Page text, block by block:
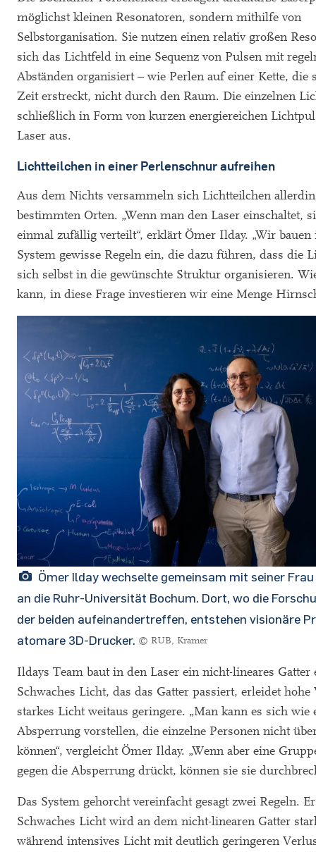
möglichst kleinen Resonatoren, sondern mithilfe von
Selbstorganisation. Sie nutzen einen relativ großen
sich das Lichtfeld in eine Sequenz von Pulsen mit
Abständen organisiert – wie Perlen auf einer Kette, die
Zeit erstreckt, nicht durch den Raum. Die einzelnen
schließlich in Form von kurzen energiereichen
Laser aus.
Lichtteilchen in einer Perlenschnur aufreihen
Aus dem Nichts versammeln sich Lichtteilchen
bestimmten Orten. „Wenn man den Laser einschaltet,
einmal zufällig verteilt“, erklärt Ömer Ilday. „Wir bauen
System gewisse Regeln ein, die dazu führen, dass die
sich selbst in die gewünschte Struktur organisieren.
kann, in diese Frage investieren wir eine Menge
Ömer Ilday wechselte gemeinsam mit seiner
an die Ruhr-Universität Bochum. Dort, wo die
der beiden aufeinandertreffen, entstehen visionäre
atomare 3D-Drucker. © RUB, Kramer
Ildays Team baut in den Laser ein nicht-lineares Gatter
Schwaches Licht, das das Gatter passiert, erleidet hohe
starkes Licht weitaus geringere. „Man kann es sich wie
Absperrung vorstellen, die einzelne Personen nicht
können“, vergleicht Ömer Ilday. „Wenn aber eine
gegen die Absperrung drückt, können sie sie
Das System gehorcht vereinfacht gesagt zwei Regeln.
Schwaches Licht wird an dem nicht-linearen Gatter
während intensives Licht mit deutlich geringeren